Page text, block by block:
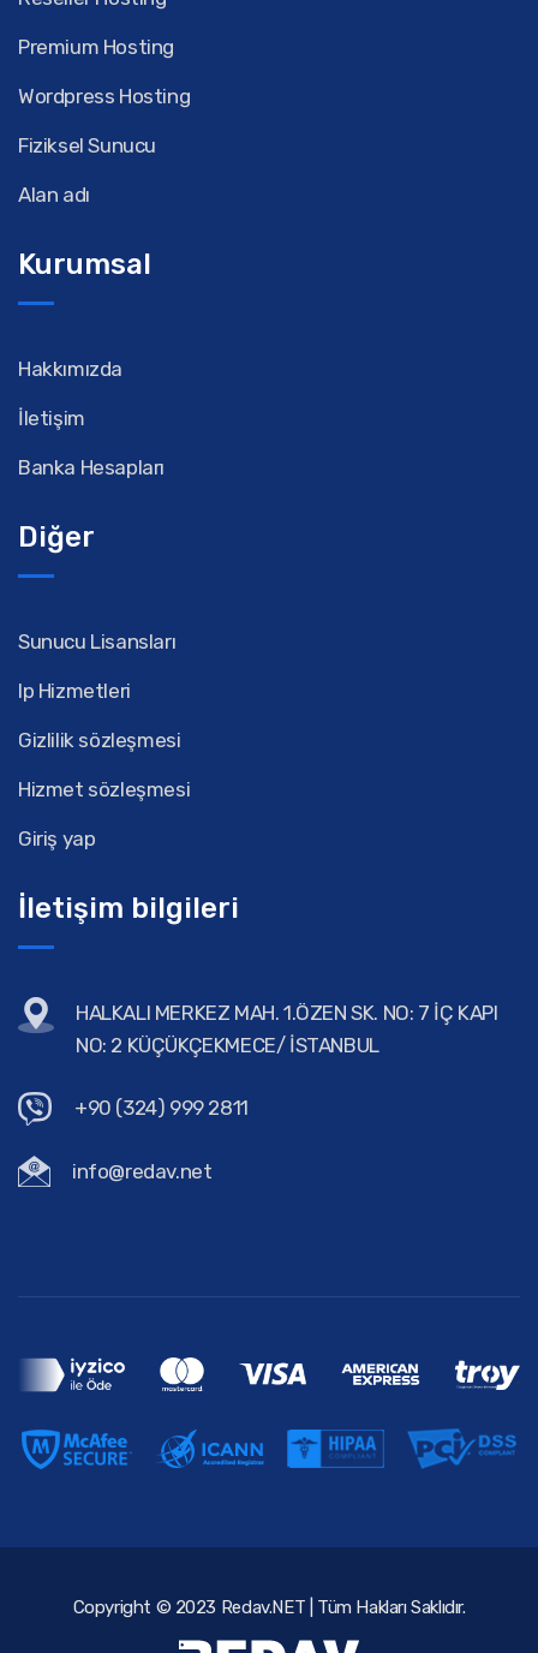
Premium Hosting
Wordpress Hosting
Fiziksel Sunucu
Alan adı
Kurumsal
Hakkımızda
İletişim
Banka Hesapları
Diğer
Sunucu Lisansları
Ip Hizmetleri
Gizlilik sözleşmesi
Hizmet sözleşmesi
Giriş yap
İletişim bilgileri
HALKALI MERKEZ MAH. 1.ÖZEN SK. NO: 7 İÇ KAPI
NO: 2 KÜÇÜKÇEKMECE/ İSTANBUL
+90 (324) 999 2811
info@redav.net
Copyright © 2023 Redav.NET | Tüm Hakları Saklıdır.